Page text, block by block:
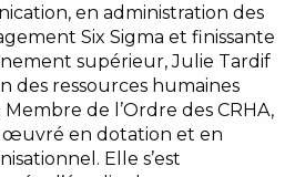
en administration des
Six Sigma et finissante
supérieur, Julie Tardif
des ressources humaines
de l’Ordre des CRHA,
en dotation et en
Elle s’est